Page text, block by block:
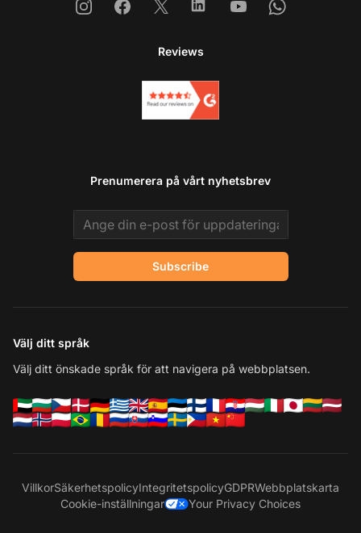
InstagramFacebook
X LinkedinYoutubeWhatsapp
Reviews
Prenumerera på vårt nyhetsbrev
Email address
Subscribe
Välj ditt språk
Välj ditt önskade språk för att navigera på webbplatsen.
VillkorSäkerhetspolicyIntegritetspolicyGDPRWebbplatskarta
Cookie-inställningar
Your Privacy Choices